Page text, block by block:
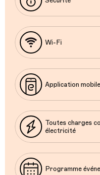
Wi-Fi
Application mobile
Toutes charges
électricité
Programme